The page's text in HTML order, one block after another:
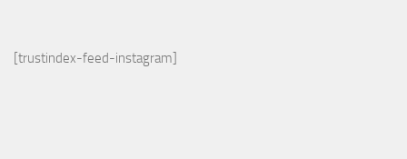
[trustindex-feed-instagram]